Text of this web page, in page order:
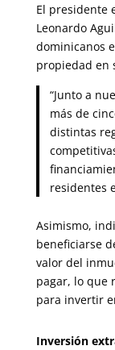
El presidente
Leonardo
dominicanos
propiedad en
“Junto a
más de
distintas
residentes
Asimismo,
beneficiarse
valor del
pagar, lo que
para invertir
Inversión